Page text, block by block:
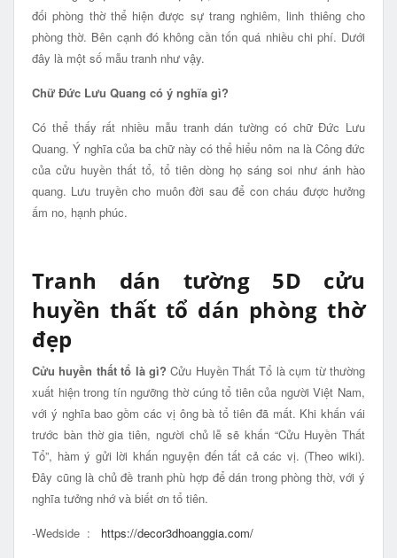
đối phòng thờ thể hiện được sự trang nghiêm, linh thiêng cho
phòng thờ. Bên cạnh đó không cần tốn quá nhiều chi phí. Dưới
đây là một số mẫu tranh như vậy.
Chữ Đức Lưu Quang có ý nghĩa gì?
Có thể thấy rất nhiều mẫu tranh dán tường có chữ Đức Lưu
Quang. Ý nghĩa của ba chữ này có thể hiểu nôm na là Công đức
của cửu huyền thất tổ, tổ tiên dòng họ sáng soi như ánh hào
quang. Lưu truyền cho muôn đời sau để con cháu được hưởng
ấm no, hạnh phúc.
Tranh dán tường 5D cửu
huyền thất tổ dán phòng thờ
đẹp
Cửu huyền thất tổ là gì? Cửu Huyền Thất Tổ là cụm từ thường
xuất hiện trong tín ngưỡng thờ cúng tổ tiên của người Việt Nam,
với ý nghĩa bao gồm các vị ông bà tổ tiên đã mất. Khi khấn vái
trước bàn thờ gia tiên, người chủ lễ sẽ khấn “Cửu Huyền Thất
Tổ”, hàm ý gửi lời khấn nguyện đến tất cả các vị. (Theo wiki).
Đây cũng là chủ đề tranh phù hợp để dán trong phòng thờ, với ý
nghĩa tưởng nhớ và biết ơn tổ tiên.
-Wedside : https://decor3dhoanggia.com/